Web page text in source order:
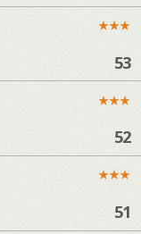
★★★
53
★★★
52
★★★
51